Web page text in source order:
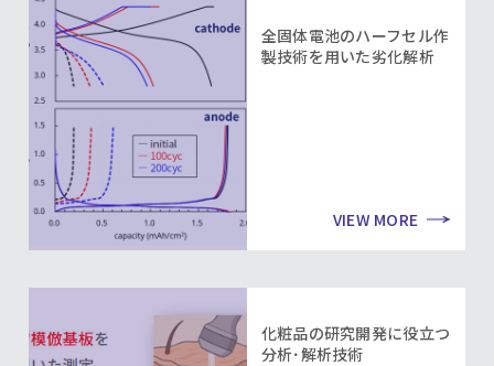
全固体電池のハーフセル作
製技術を用いた劣化解析
VIEW MORE
化粧品の研究開発に役立つ
分析･解析技術